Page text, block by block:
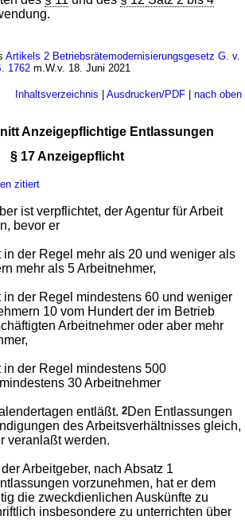
Artikels 2 Betriebsrätemodernisierungsgesetz G. v.
1762 m.W.v. 18. Juni 2021
Inhaltsverzeichnis | Ausdrucken/PDF| nach oben
Anzeigepflichtige Entlassungen
§ 17 Anzeigepflicht
zitiert
ist verpflichtet, der Agentur für Arbeit
bevor er
in der Regel mehr als 20 und weniger als
mehr als 5 Arbeitnehmer,
in der Regel mindestens 60 und weniger
10 vom Hundert der im Betrieb
Arbeitnehmer oder aber mehr
in der Regel mindestens 500
30 Arbeitnehmer
entläßt.2Den Entlassungen
des Arbeitsverhältnisses gleich,
veranlaßt werden.
Arbeitgeber, nach Absatz 1
vorzunehmen, hat er dem
die zweckdienlichen Auskünfte zu
insbesondere zu unterrichten über